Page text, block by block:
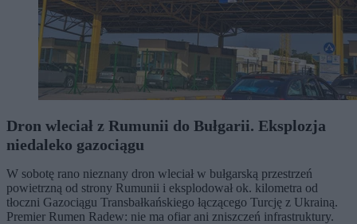
Dron wleciał z Rumunii do Bułgarii. Eksplozja
niedaleko gazociągu
W sobotę rano nieznany dron wleciał w bułgarską przestrzeń
powietrzną od strony Rumunii i eksplodował ok. kilometra od
tłoczni Gazociągu Transbałkańskiego łączącego Turcję z Ukrainą.
Premier Rumen Radew: nie ma ofiar ani zniszczeń infrastruktury.